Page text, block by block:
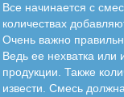
Все начинается с
количествах
Очень важно
Ведь ее нехватка или
продукции. Также
извести. Смесь